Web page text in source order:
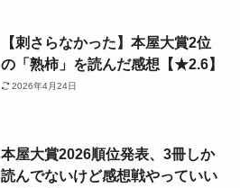
【刺さらなかった】本屋大賞2位
の「熟柿」を読んだ感想【★2.6】
2026年4月24日
本屋大賞2026順位発表、3冊しか
読んでないけど感想戦やっていい